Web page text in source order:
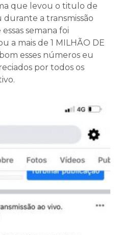
que levou o titulo de
durante a transmissão
semana foi
a mais de 1 MILHÃO DE
esses números eu
por todos os